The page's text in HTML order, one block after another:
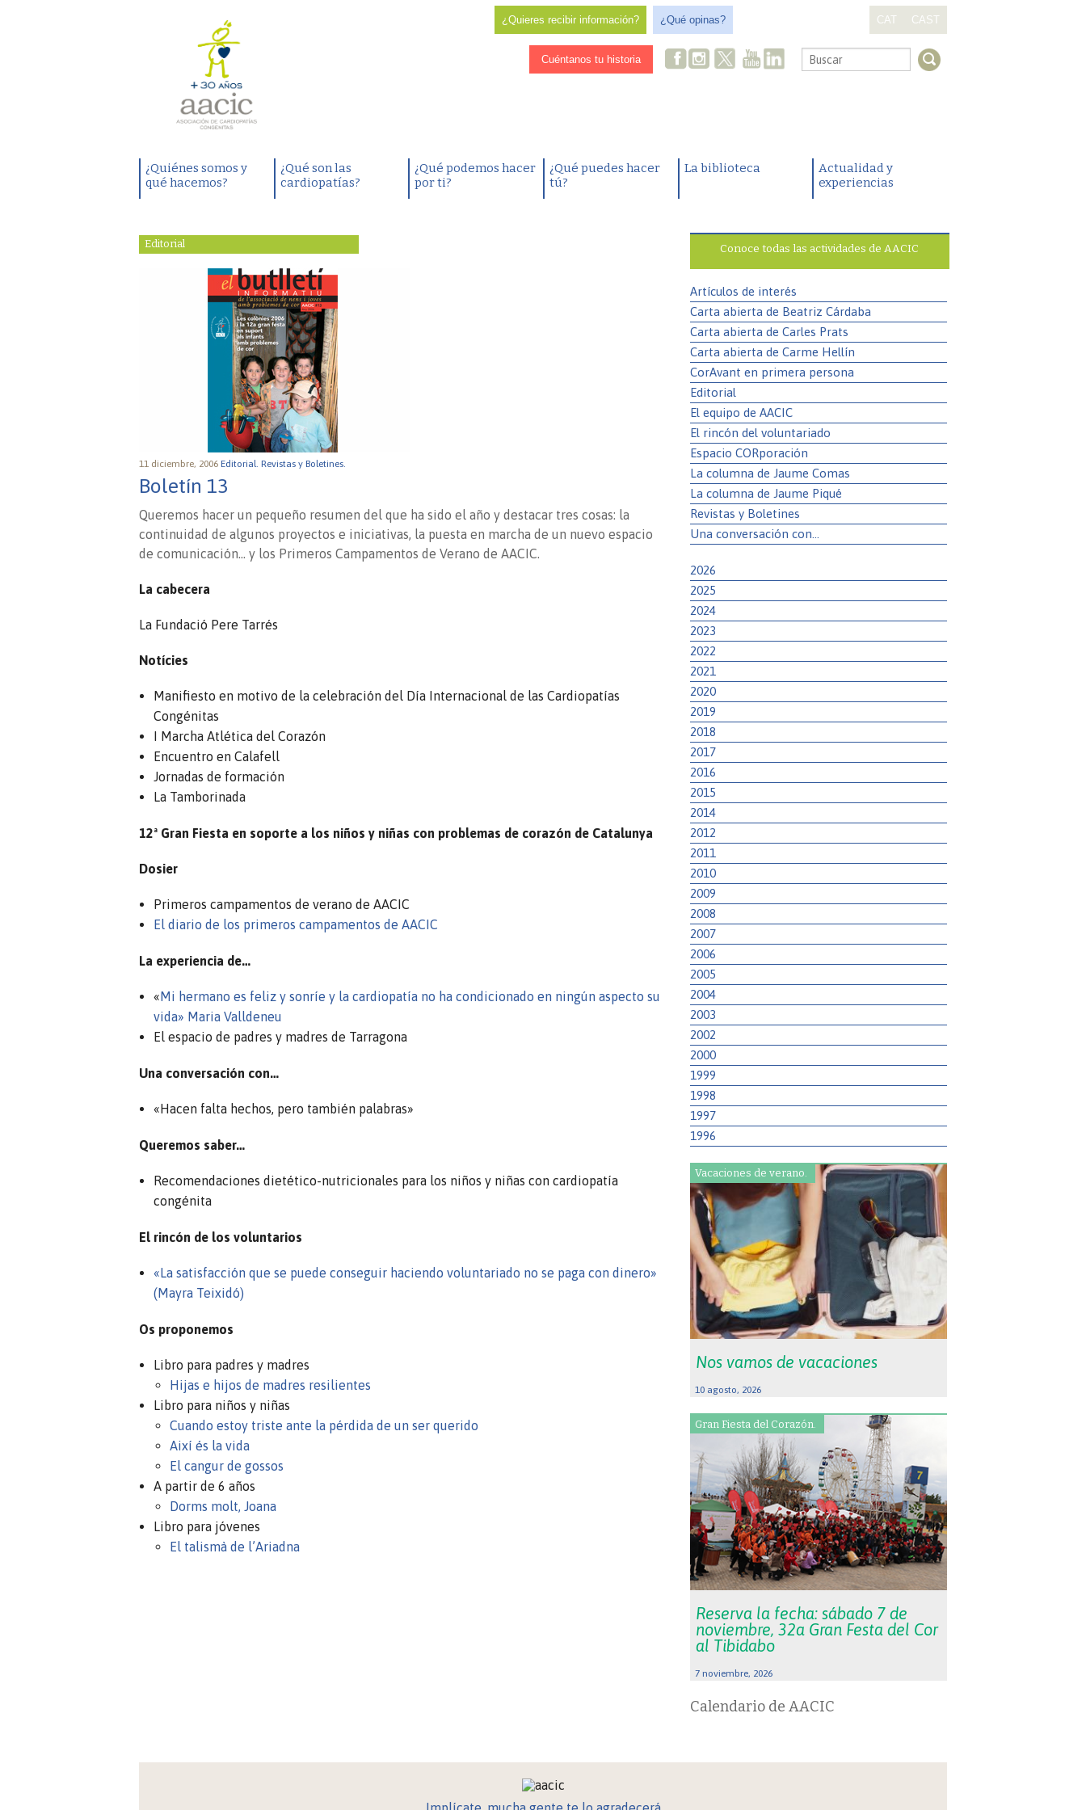
¿Quieres recibir información? ¿Qué opinas? CAT CAST
Cuéntanos tu historia .
¿Quiénes somos y
qué hacemos?
¿Qué son las
cardiopatías?
¿Qué podemos hacer
por ti?
¿Qué puedes hacer
tú?
La biblioteca
Actualidad y
experiencias
Editorial
11 diciembre, 2006 Editorial. Revistas y Boletines.
Boletín 13
Queremos hacer un pequeño resumen del que ha sido el año y destacar tres cosas: la
continuidad de algunos proyectos e iniciativas, la puesta en marcha de un nuevo espacio
de comunicación… y los Primeros Campamentos de Verano de AACIC.
La cabecera
La Fundació Pere Tarrés
Notícies
Manifiesto en motivo de la celebración del Día Internacional de las Cardiopatías
Congénitas
I Marcha Atlética del Corazón
Encuentro en Calafell
Jornadas de formación
La Tamborinada
12ª Gran Fiesta en soporte a los niños y niñas con problemas de corazón de Catalunya
Dosier
Primeros campamentos de verano de AACIC
El diario de los primeros campamentos de AACIC
La experiencia de…
«Mi hermano es feliz y sonríe y la cardiopatía no ha condicionado en ningún aspecto su
vida» Maria Valldeneu
El espacio de padres y madres de Tarragona
Una conversación con…
«Hacen falta hechos, pero también palabras»
Queremos saber…
Recomendaciones dietético-nutricionales para los niños y niñas con cardiopatía
congénita
El rincón de los voluntarios
«La satisfacción que se puede conseguir haciendo voluntariado no se paga con dinero»
(Mayra Teixidó)
Os proponemos
Libro para padres y madres
Hijas e hijos de madres resilientes
Libro para niños y niñas
Cuando estoy triste ante la pérdida de un ser querido
Així és la vida
El cangur de gossos
A partir de 6 años
Dorms molt, Joana
Libro para jóvenes
El talismà de l’Ariadna
Conoce todas las actividades de AACIC
Artículos de interés
Carta abierta de Beatriz Cárdaba
Carta abierta de Carles Prats
Carta abierta de Carme Hellín
CorAvant en primera persona
Editorial
El equipo de AACIC
El rincón del voluntariado
Espacio CORporación
La columna de Jaume Comas
La columna de Jaume Piqué
Revistas y Boletines
Una conversación con…
2026
2025
2024
2023
2022
2021
2020
2019
2018
2017
2016
2015
2014
2012
2011
2010
2009
2008
2007
2006
2005
2004
2003
2002
2000
1999
1998
1997
1996
Vacaciones de verano.
Nos vamos de vacaciones
10 agosto, 2026
Gran Fiesta del Corazón.
Reserva la fecha: sábado 7 de
noviembre, 32a Gran Festa del Cor
al Tibidabo
7 noviembre, 2026
Calendario de AACIC